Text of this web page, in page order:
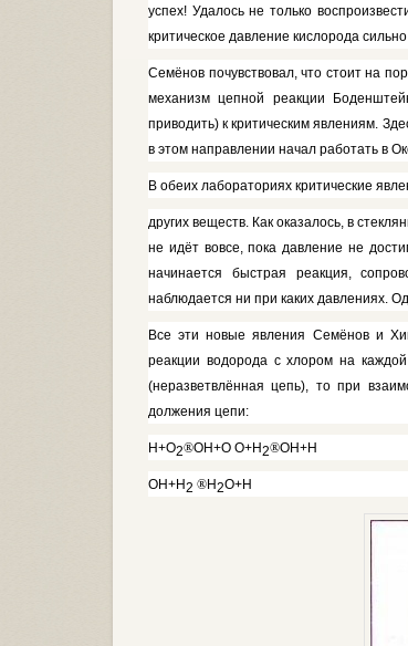
успех! Удалось не только
критическое давление кислорода
Семёнов почувствовал, что стоит на
механизм цепной реакции
приводить) к критическим явлениям.
в этом направлении начал работать в
В обеих лабораториях критиче­ские
других веществ. Как оказалось, в
не идёт вовсе, пока давление не
начинается быстрая реакция,
наблюдается ни при каких давлениях.
Все эти новые явления Семёнов и
реакции водорода с хло­ром на
(неразветвлённая цепь), то при
должения цепи:
H+O2®OH+O O+H2®OH+H
OH+H2 ®H2O+H